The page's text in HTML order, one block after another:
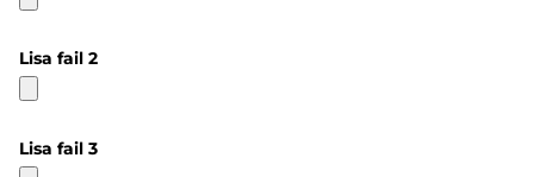
Lisa fail 2
Lisa fail 3